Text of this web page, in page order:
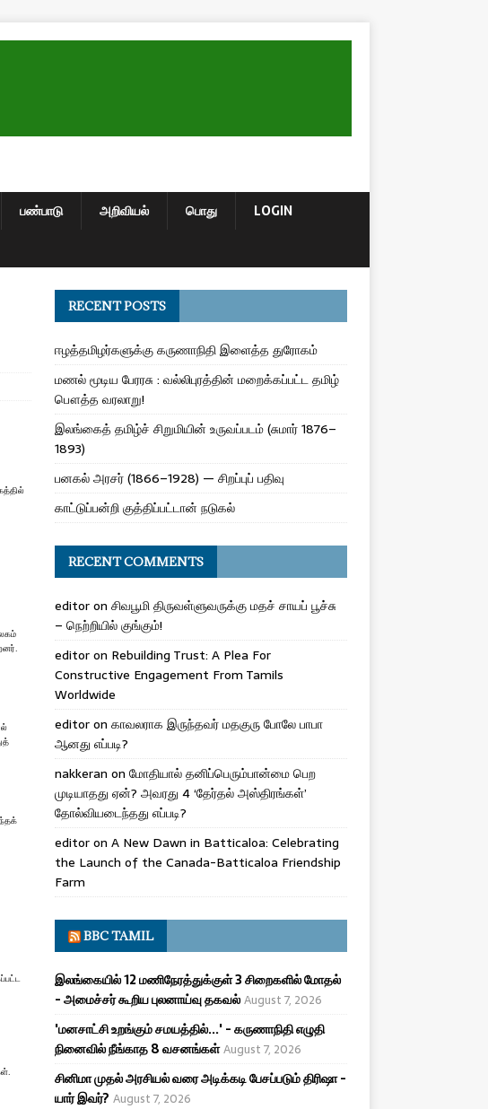
பண்பாடு அறிவியல் பொது
LOGIN
RECENT POSTS
ஈழத்தமிழர்களுக்கு கருணாநிதி இளைத்த துரோகம்
மணல் மூடிய பேரரசு : வல்லிபுரத்தின் மறைக்கப்பட்ட தமிழ்
பௌத்த வரலாறு!
இலங்கைத் தமிழ்ச் சிறுமியின் உருவப்படம் (சுமார் 1876–
1893)
பனகல் அரசர் (1866–1928) — சிறப்புப் பதிவு
காட்டுப்பன்றி குத்திப்பட்டான் நடுகல்
RECENT COMMENTS
editoron சிவபூமி திருவள்ளுவருக்கு மதச் சாயப் பூச்சு
– நெற்றியில் குங்கும்!
editoron Rebuilding Trust: A Plea For
Constructive Engagement From Tamils
Worldwide
editoron காவலராக இருந்தவர் மதகுரு போலே பாபா
ஆனது எப்படி?
nakkeran on மோதியால் தனிப்பெரும்பான்மை பெற
முடியாதது ஏன்? அவரது 4 ‘தேர்தல் அஸ்திரங்கள்’
தோல்வியடைந்தது எப்படி?
editoron A New Dawn in Batticaloa: Celebrating
the Launch of the Canada-Batticaloa Friendship
Farm
BBC TAMIL
இலங்கையில் 12 மணிநேரத்துக்குள் 3 சிறைகளில் மோதல்
- அமைச்சர் கூறிய புலனாய்வு தகவல் August 7, 2026
'மனசாட்சி உறங்கும் சமயத்தில்...' - கருணாநிதி எழுதி
நினைவில் நீங்காத 8 வசனங்கள் August 7, 2026
சினிமா முதல் அரசியல் வரை அடிக்கடி பேசப்படும் திரிஷா -
யார் இவர்? August 7, 2026